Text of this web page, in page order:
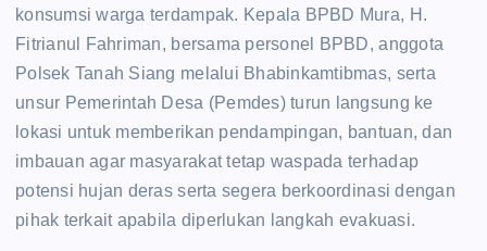
konsumsi warga terdampak. Kepala BPBD Mura, H.
Fitrianul Fahriman, bersama personel BPBD, anggota
Polsek Tanah Siang melalui Bhabinkamtibmas, serta
unsur Pemerintah Desa (Pemdes) turun langsung ke
lokasi untuk memberikan pendampingan, bantuan, dan
imbauan agar masyarakat tetap waspada terhadap
potensi hujan deras serta segera berkoordinasi dengan
pihak terkait apabila diperlukan langkah evakuasi.